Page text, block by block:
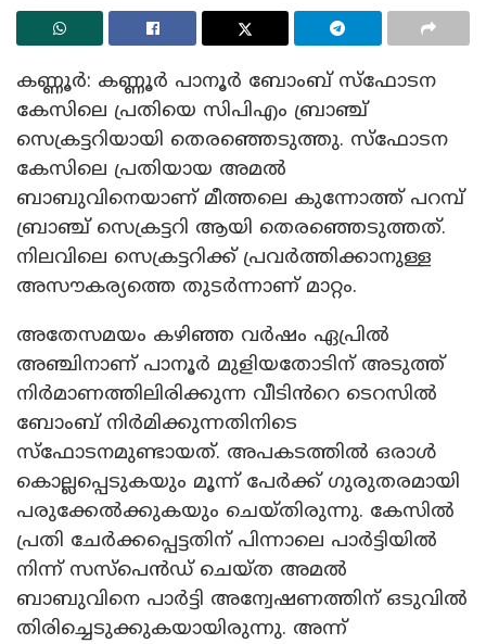
കണ്ണൂർ: കണ്ണൂർ പാനൂർ ബോംബ് സ്ഫോടന
കേസിലെ പ്രതിയെ സിപിഎം ബ്രാഞ്ച്
സെക്രട്ടറിയായി തെരഞ്ഞെടുത്തു. സ്ഫോടന
കേസിലെ പ്രതിയായ അമൽ
ബാബുവിനെയാണ് മീത്തലെ കുന്നോത്ത് പറമ്പ്
ബ്രാഞ്ച് സെക്രട്ടറി ആയി തെരഞ്ഞെടുത്തത്.
നിലവിലെ സെക്രട്ടറിക്ക് പ്രവർത്തിക്കാനുള്ള
അസൗകര്യത്തെ തുടർന്നാണ് മാറ്റം.
അതേസമയം കഴിഞ്ഞ വർഷം ഏപ്രിൽ
അഞ്ചിനാണ് പാനൂർ മുളിയതോടിന് അടുത്ത്
നിർമാണത്തിലിരിക്കുന്ന വീടിൻറെ ടെറസിൽ
ബോംബ് നിർമിക്കുന്നതിനിടെ
സ്‌ഫോടനമുണ്ടായത്. അപകടത്തിൽ ഒരാൾ
കൊല്ലപ്പെടുകയും മൂന്ന് പേർക്ക് ഗുരുതരമായി
പരുക്കേൽക്കുകയും ചെയ്തിരുന്നു. കേസിൽ
പ്രതി ചേർക്കപ്പെട്ടതിന് പിന്നാലെ പാർട്ടിയിൽ
നിന്ന് സസ്പെൻഡ്‌ ചെയ്ത അമൽ
ബാബുവിനെ പാർട്ടി അന്വേഷണത്തിന് ഒടുവിൽ
തിരിച്ചെടുക്കുകയായിരുന്നു. അന്ന്